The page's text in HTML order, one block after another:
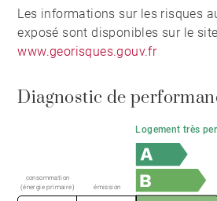
Les informations sur les risques
exposé sont disponibles sur le
www.georisques.gouv.fr
Diagnostic de
Logement très
consommation
(énergie primaire)
émission